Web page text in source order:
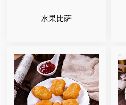
水果比萨